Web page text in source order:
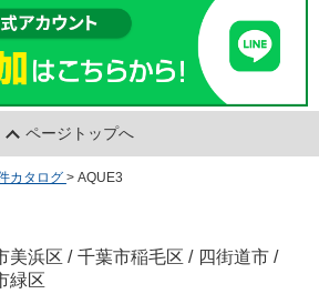
ページトップへ
カタログ > AQUE3
美浜区 / 千葉市稲毛区 / 四街道市 /
緑区